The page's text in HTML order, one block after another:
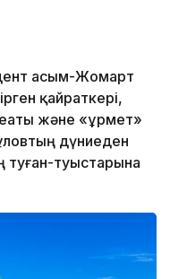
Қасым-Жомарт
қайраткері,
және «Құрмет»
дүниеден
туған-туыстарына